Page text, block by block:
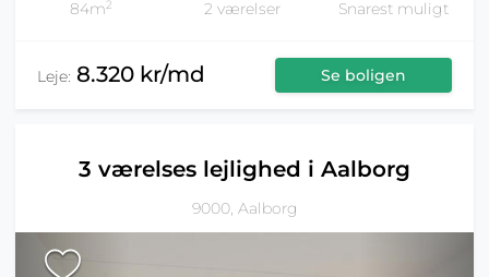
84m2 2 værelser Snarest muligt
Leje: 8.320 kr/md Se boligen
3 værelses lejlighed i Aalborg
9000, Aalborg